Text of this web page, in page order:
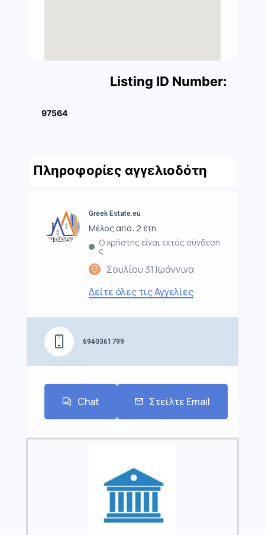
Listing ID Number:
97564
Πληροφορίες αγγελιοδότη
Greek Estate.eu
Μέλος από: 2 έτη
Ο χρήστης είναι εκτός σύνδεση
ς
Σουλίου 31 Ιωάννινα
Δείτε όλες τις Αγγελίες
6940361799
Chat Στείλτε Email